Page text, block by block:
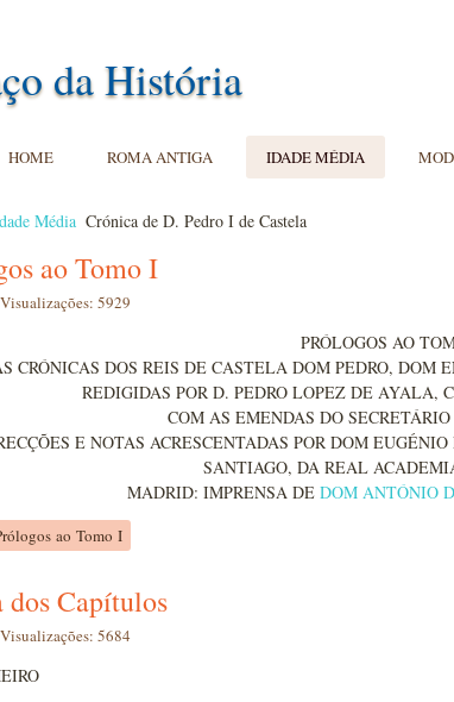
da História
HOME ROMA ANTIGA IDADE MÉDIA
Média Crónica de D. Pedro I de Castela
ao Tomo I
Visualizações: 5929
PRÓLOGOS AO
CRÓNICAS DOS REIS DE CASTELA DOM PEDRO,
REDIGIDAS POR D. PEDRO LOPEZ DE AYALA,
COM AS EMENDAS DO SECRETÁRIO
E NOTAS ACRESCENTADAS POR DOM
SANTIAGO, DA REAL
MADRID: IMPRENSA DE DOM ANTÓNIO
ao Tomo I
dos Capítulos
Visualizações: 5684